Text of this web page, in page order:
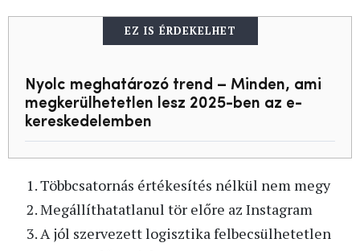
EZ IS ÉRDEKELHET
Nyolc meghatározó trend – Minden, ami
megkerülhetetlen lesz 2025-ben az e-
kereskedelemben
Többcsatornás értékesítés nélkül nem megy
Megállíthatatlanul tör előre az Instagram
A jól szervezett logisztika felbecsülhetetlen